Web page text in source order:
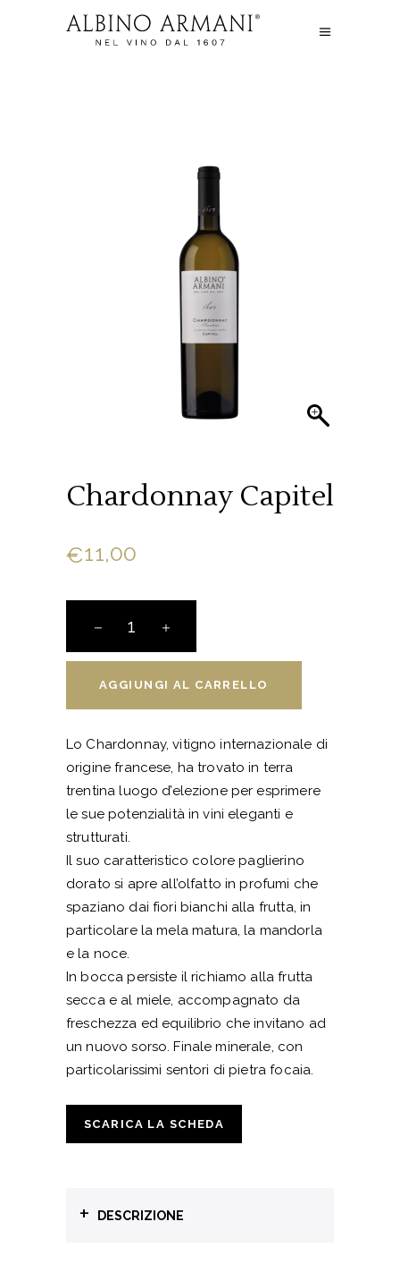
Chardonnay Capitel
€11,00
Capitel
quantity
AGGIUNGI AL CARRELLO
Lo Chardonnay, vitigno internazionale di
origine francese, ha trovato in terra
trentina luogo d’elezione per esprimere
le sue potenzialità in vini eleganti e
strutturati.
Il suo caratteristico colore paglierino
dorato si apre all’olfatto in profumi che
spaziano dai fiori bianchi alla frutta, in
particolare la mela matura, la mandorla
e la noce.
In bocca persiste il richiamo alla frutta
secca e al miele, accompagnato da
freschezza ed equilibrio che invitano ad
un nuovo sorso. Finale minerale, con
particolarissimi sentori di pietra focaia.
SCARICA LA SCHEDA
+ DESCRIZIONE